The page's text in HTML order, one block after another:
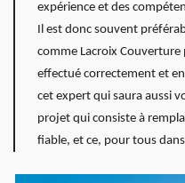
expérience et des
Il est donc souvent
comme Lacroix
effectué correctement et
cet expert qui saura aussi
projet qui consiste à
fiable, et ce, pour tous